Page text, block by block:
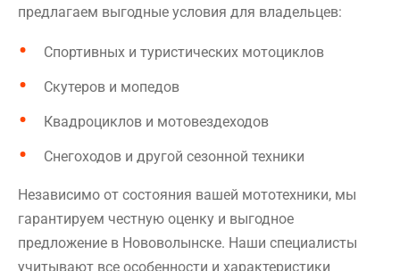
предлагаем выгодные условия для владельцев:
Спортивных и туристических мотоциклов
Скутеров и мопедов
Квадроциклов и мотовездеходов
Снегоходов и другой сезонной техники
Независимо от состояния вашей мототехники, мы
гарантируем честную оценку и выгодное
предложение в Нововолынске. Наши специалисты
учитывают все особенности и характеристики